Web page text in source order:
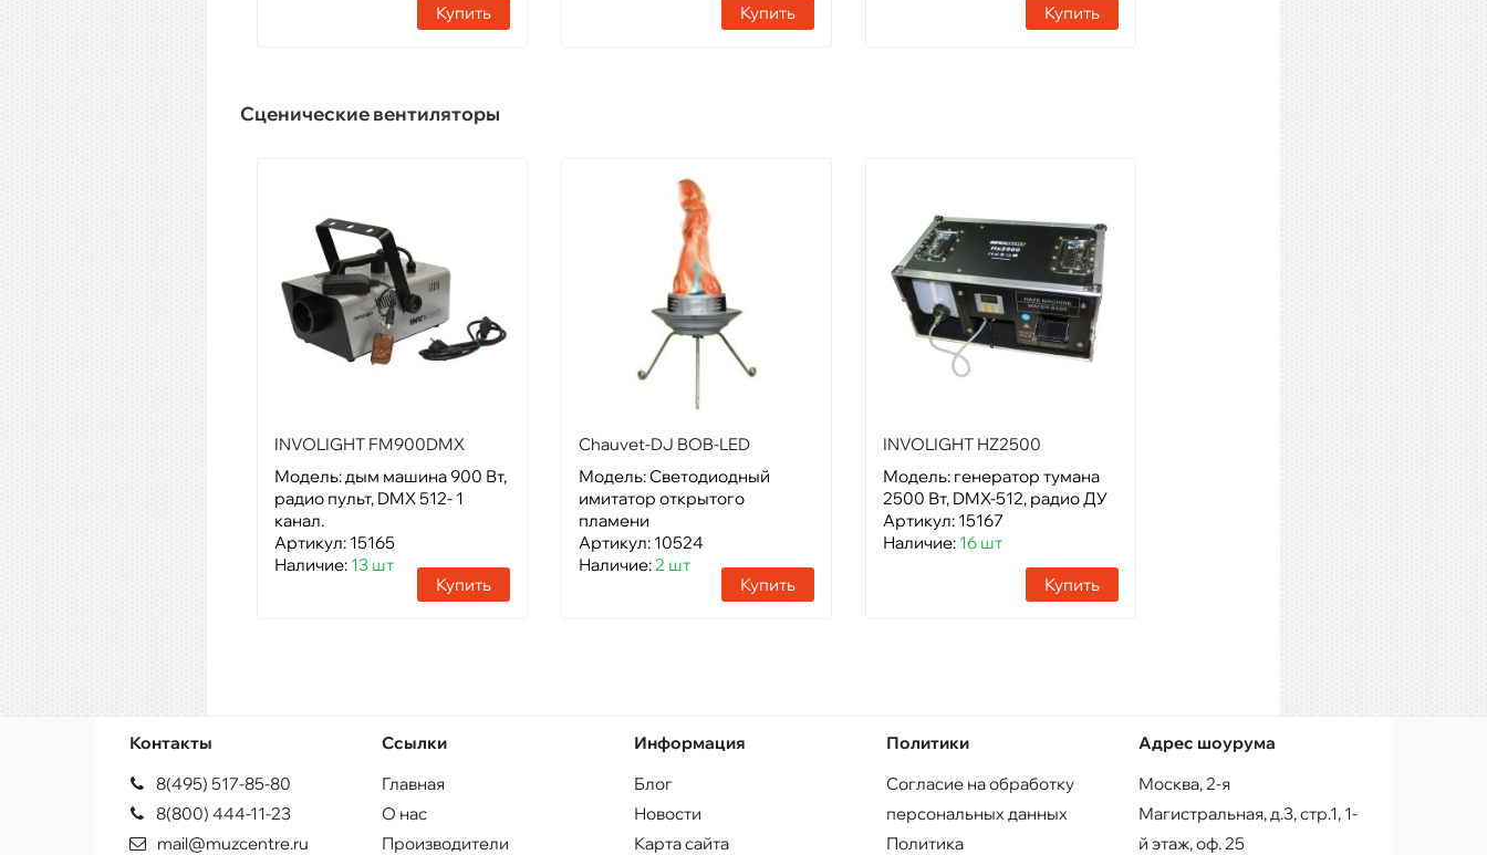
Купить
Купить
Купить
Сценические вентиляторы
INVOLIGHT FM900DMX
Модель: дым машина 900 Вт,
радио пульт, DMX 512- 1
канал.
Артикул: 15165
Наличие: 13 шт
Купить
Chauvet-DJ BOB-LED
Модель: Светодиодный
имитатор открытого
пламени
Артикул: 10524
Наличие: 2 шт
Купить
INVOLIGHT HZ2500
Модель: генератор тумана
2500 Вт, DMX-512, радио ДУ
Артикул: 15167
Наличие: 16 шт
Купить
Контакты
8(495) 517-85-80
8(800) 444-11-23
mail@muzcentre.ru
Ссылки
Главная
О нас
Производители
Информация
Блог
Новости
Карта сайта
Политики
Согласие на обработку
персональных данных
Политика
Адрес шоурума
Москва, 2-я
Магистральная, д.3, стр.1, 1-
й этаж, оф. 25